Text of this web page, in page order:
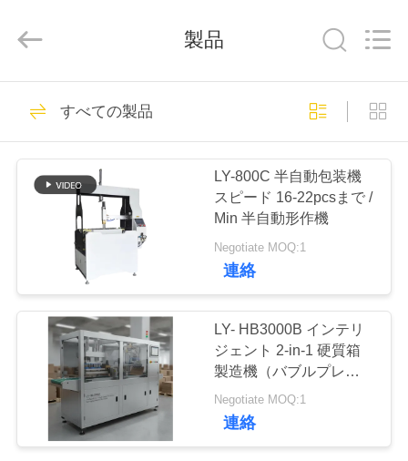
へ
わ
ち
2026
Guangdong
機械を作る堅い箱
160
機械を作る板紙箱
22
製品
すべての製品
LY-800C 半自動包装機
スピード 16-22pcsまで /
Min 半自動形作機
Negotiate MOQ:1
連絡
LY- HB3000B インテリ
ジェント 2-in-1 硬質箱
製造機（バブルプレスお
よび高速生産機能付き、
包装業界ソリューション
用）
Negotiate MOQ:1
連絡